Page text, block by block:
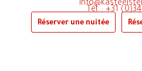
Réserver une nuitée
Tél. : +31